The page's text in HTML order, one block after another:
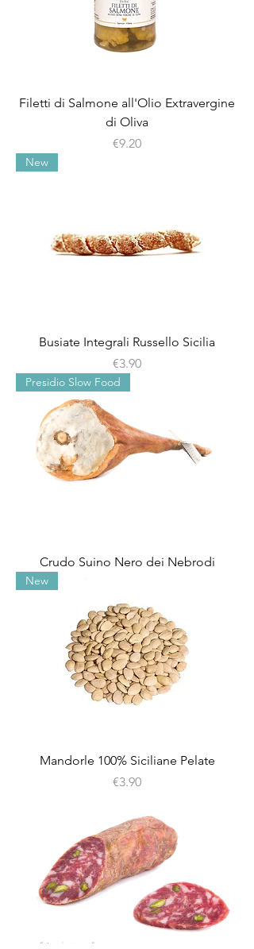
Filetti di Salmone all'Olio Extravergine
di Oliva
Price
€9.20
New
Busiate Integrali Russello Sicilia
Price
€3.90
Presidio Slow Food
Crudo Suino Nero dei Nebrodi
New
Mandorle 100% Siciliane Pelate
Price
€3.90